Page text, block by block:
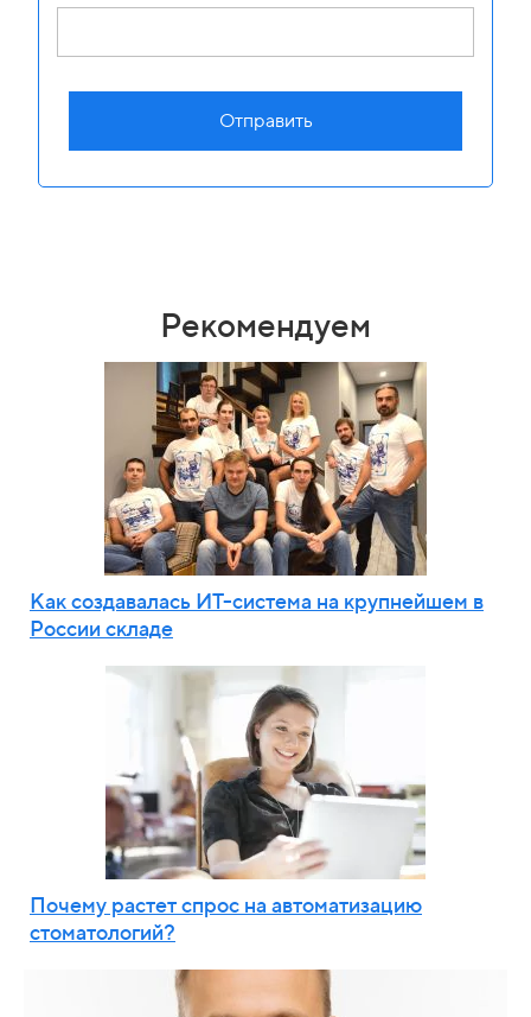
Отправить
Рекомендуем
Как создавалась ИТ-система на крупнейшем в
России складе
Почему растет спрос на автоматизацию
стоматологий?